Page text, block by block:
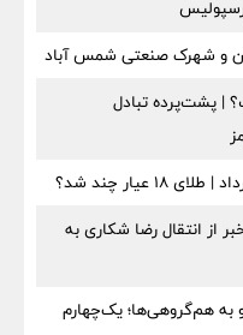
و شهرک صنعتی شمس آباد
| پشت‌پرده تبادل
از انتقال رضا شکاری به
دارو به هم‌گروهی‌ها؛ یک‌چهارم